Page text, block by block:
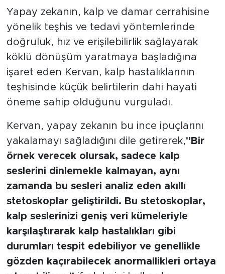
Yapay zekanın, kalp ve damar cerrahisine
yönelik teşhis ve tedavi yöntemlerinde
doğruluk, hız ve erişilebilirlik sağlayarak
köklü dönüşüm yaratmaya başladığına
işaret eden Kervan, kalp hastalıklarının
teşhisinde küçük belirtilerin dahi hayati
öneme sahip olduğunu vurguladı.
Kervan, yapay zekanın bu ince ipuçlarını
yakalamayı sağladığını dile getirerek,"Bir
örnek verecek olursak, sadece kalp
seslerini dinlemekle kalmayan, aynı
zamanda bu sesleri analiz eden akıllı
stetoskoplar geliştirildi. Bu stetoskoplar,
kalp seslerinizi geniş veri kümeleriyle
karşılaştırarak kalp hastalıkları gibi
durumları tespit edebiliyor ve genellikle
gözden kaçırabilecek anormallikleri ortaya